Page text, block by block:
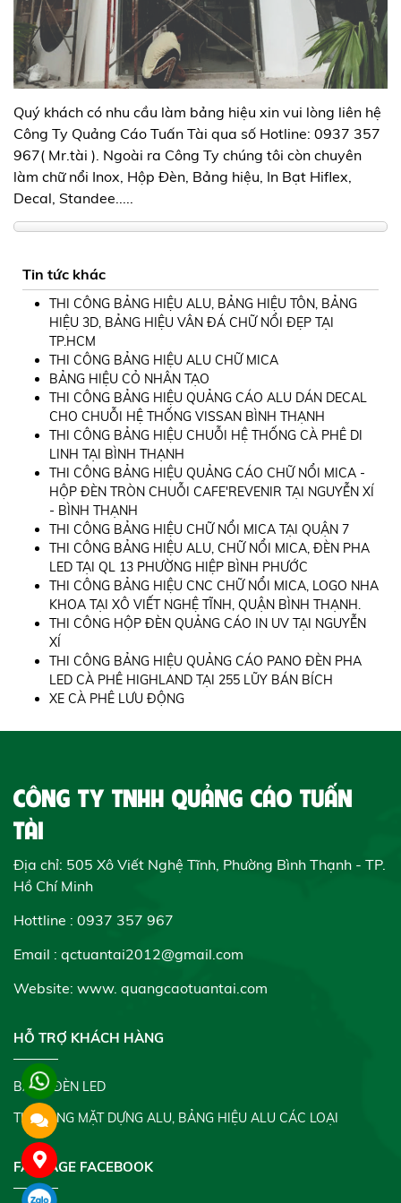
Quý khách có nhu cầu làm bảng hiệu xin vui lòng liên hệ
Công Ty Quảng Cáo Tuấn Tài qua số Hotline: 0937 357
967( Mr.tài ). Ngoài ra Công Ty chúng tôi còn chuyên
làm chữ nổi Inox, Hộp Đèn, Bảng hiệu, In Bạt Hiflex,
Decal, Standee.....
Tin tức khác
THI CÔNG BẢNG HIỆU ALU, BẢNG HIỆU TÔN, BẢNG
HIỆU 3D, BẢNG HIỆU VÂN ĐÁ CHỮ NỔI ĐẸP TẠI
TP.HCM
THI CÔNG BẢNG HIỆU ALU CHỮ MICA
BẢNG HIỆU CỎ NHÂN TẠO
THI CÔNG BẢNG HIỆU QUẢNG CÁO ALU DÁN DECAL
CHO CHUỖI HỆ THỐNG VISSAN BÌNH THẠNH
THI CÔNG BẢNG HIỆU CHUỖI HỆ THỐNG CÀ PHÊ DI
LINH TẠI BÌNH THẠNH
THI CÔNG BẢNG HIỆU QUẢNG CÁO CHỮ NỔI MICA -
HỘP ĐÈN TRÒN CHUỖI CAFE'REVENIR TẠI NGUYỄN XÍ
- BÌNH THẠNH
THI CÔNG BẢNG HIỆU CHỮ NỔI MICA TẠI QUẬN 7
THI CÔNG BẢNG HIỆU ALU, CHỮ NỔI MICA, ĐÈN PHA
LED TẠI QL 13 PHƯỜNG HIỆP BÌNH PHƯỚC
THI CÔNG BẢNG HIỆU CNC CHỮ NỔI MICA, LOGO NHA
KHOA TẠI XÔ VIẾT NGHỆ TĨNH, QUẬN BÌNH THẠNH.
THI CÔNG HỘP ĐÈN QUẢNG CÁO IN UV TẠI NGUYỄN
XÍ
THI CÔNG BẢNG HIỆU QUẢNG CÁO PANO ĐÈN PHA
LED CÀ PHÊ HIGHLAND TẠI 255 LŨY BÁN BÍCH
XE CÀ PHÊ LƯU ĐỘNG
CÔNG TY TNHH QUẢNG CÁO TUẤN
TÀI
Địa chỉ: 505 Xô Viết Nghệ Tĩnh, Phường Bình Thạnh - TP.
Hồ Chí Minh
Hottline : 0937 357 967
Email : qctuantai2012@gmail.com
Website: www. quangcaotuantai.com
HỖ TRỢ KHÁCH HÀNG
BẢNG ĐÈN LED
THI CÔNG MẶT DỰNG ALU, BẢNG HIỆU ALU CÁC LOẠI
FANPAGE FACEBOOK